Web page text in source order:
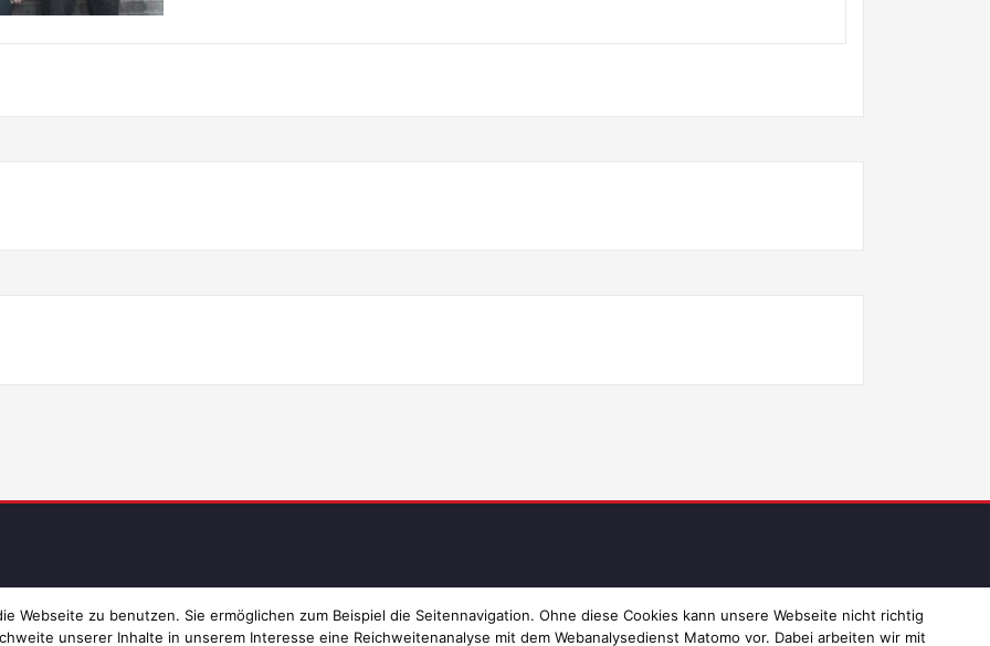
Impressum und Datenschutz
Webseite zu benutzen. Sie ermöglichen zum Beispiel die Seitennavigation. Ohne diese Cookies kann unsere Webseite nicht richtig
unserer Inhalte in unserem Interesse eine Reichweitenanalyse mit dem Webanalysedienst Matomo vor. Dabei arbeiten wir mit